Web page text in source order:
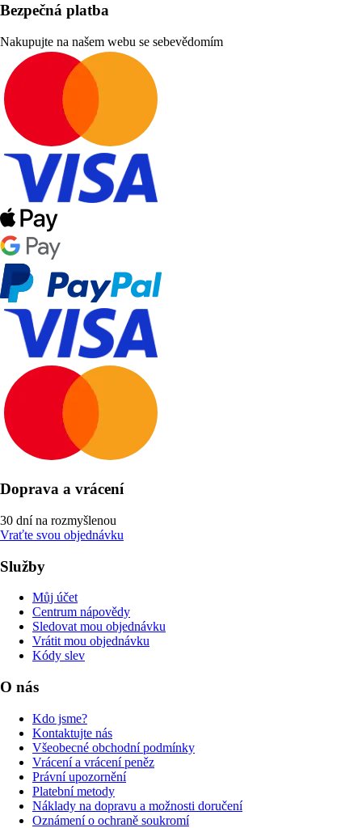
Bezpečná platba
Nakupujte na našem webu se sebevědomím
Doprava a vrácení
30 dní na rozmyšlenou
Vraťte svou objednávku
Služby
Můj účet
Centrum nápovědy
Sledovat mou objednávku
Vrátit mou objednávku
Kódy slev
O nás
Kdo jsme?
Kontaktujte nás
Všeobecné obchodní podmínky
Vrácení a vrácení peněz
Právní upozornění
Platební metody
Náklady na dopravu a možnosti doručení
Oznámení o ochraně soukromí